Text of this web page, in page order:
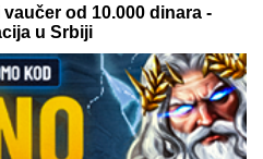
TVRDNjE: Propao
zbog Zvezdinog